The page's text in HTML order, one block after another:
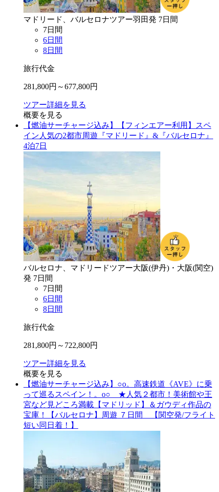
マドリード、バルセロナツアー羽田発 7日間
7日間
6日間
8日間
旅行代金
281,800円～677,800円
ツアー詳細を見る
概要を見る
【燃油サーチャージ込み】【フィンエアー利用】スペ
イン人気の2都市周遊『マドリード』&『バルセロナ』
4泊7日
バルセロナ、マドリードツアー大阪(伊丹)・大阪(関空)
発 7日間
7日間
6日間
8日間
旅行代金
281,800円～ 722,800円
ツアー詳細を見る
概要を見る
【燃油サーチャージ込み】○o。高速鉄道《AVE》に乗
って巡るスペイン！。o○ ★人気２都市！美術館や王
宮など見どころ満載【マドリッド】＆ガウディ作品の
宝庫！【バルセロナ】周遊 ７日間 【関空発/フライト
短い同日着！】